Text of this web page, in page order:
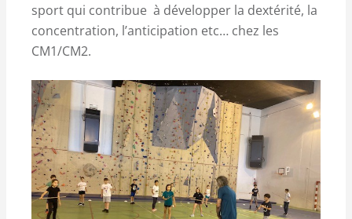
sport qui contribue à développer la dextérité, la
concentration, l’anticipation etc… chez les
CM1/CM2.